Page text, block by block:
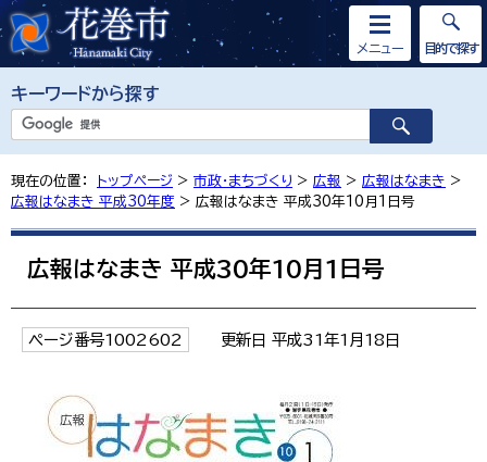
キーワードから探す
メニュー 目的で探す
現在の位置： トップページ > 市政・まちづくり > 広報 > 広報はなまき >
広報はなまき 平成30年度 > 広報はなまき 平成30年10月1日号
広報はなまき 平成30年10月1日号
ページ番号1002602 更新日 平成31年1月18日